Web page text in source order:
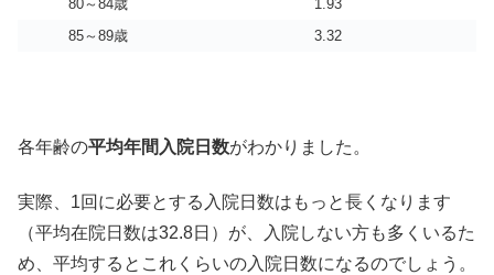
80～84歳
1.93
85～89歳
3.32
各年齢の平均年間入院日数がわかりました。
実際、1回に必要とする入院日数はもっと長くなります
（平均在院日数は32.8日）が、入院しない方も多くいるた
め、平均するとこれくらいの入院日数になるのでしょう。